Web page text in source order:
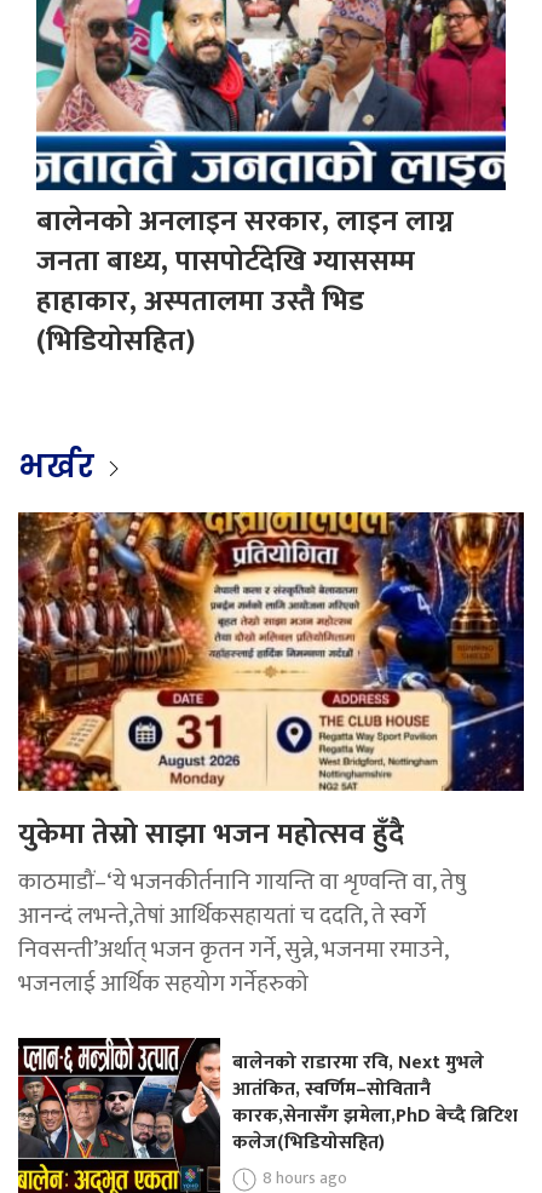
बालेनको अनलाइन सरकार, लाइन लाग्न
जनता बाध्य, पासपोर्टदेखि ग्याससम्म
हाहाकार, अस्पतालमा उस्तै भिड
(भिडियोसहित)
भर्खर
युकेमा तेस्रो साझा भजन महोत्सव हुँदै
काठमाडौं–‘ये भजनकीर्तनानि गायन्ति वा शृण्वन्ति वा, तेषु
आनन्दं लभन्ते,तेषां आर्थिकसहायतां च ददति, ते स्वर्गे
निवसन्ती’अर्थात् भजन कृतन गर्ने, सुन्ने, भजनमा रमाउने,
भजनलाई आर्थिक सहयोग गर्नेहरुको
बालेनको राडारमा रवि, Next मुभले
आतंकित, स्वर्णिम–सोवितानै
कारक,सेनासँग झमेला,PhD बेच्दै ब्रिटिश
कलेज(भिडियोसहित)
8 hours ago